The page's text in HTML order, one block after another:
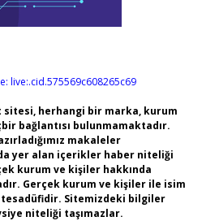
live:.cid.575569c608265c69
sitesi, herhangi bir marka, kurum
bağlantısı bulunmamaktadır.
makaleler
yer alan içerikler haber niteliği
kurum ve kişiler hakkında
Gerçek kurum ve kişiler ile isim
Sitemizdeki bilgiler
niteliği taşımazlar.